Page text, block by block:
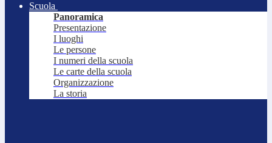
Scuola
Panoramica
Presentazione
I luoghi
Le persone
I numeri della scuola
Le carte della scuola
Organizzazione
La storia